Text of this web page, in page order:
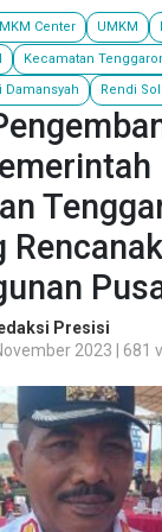
Center UMKM
Kecamatan
Damansyah Rendi
Presisi
2023 | 681